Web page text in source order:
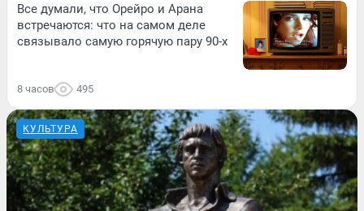
Все думали, что Орейро и Арана
встречаются: что на самом деле
связывало самую горячую пару 90-х
8 часов 495
КУЛЬТУРА